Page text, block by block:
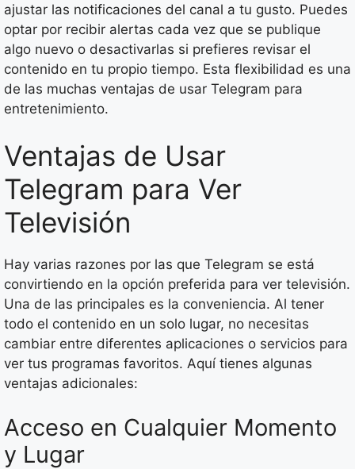
ajustar las notificaciones del canal a tu gusto. Puedes
optar por recibir alertas cada vez que se publique
algo nuevo o desactivarlas si prefieres revisar el
contenido en tu propio tiempo. Esta flexibilidad es una
de las muchas ventajas de usar Telegram para
entretenimiento.
Ventajas de Usar
Telegram para Ver
Televisión
Hay varias razones por las que Telegram se está
convirtiendo en la opción preferida para ver televisión.
Una de las principales es la conveniencia. Al tener
todo el contenido en un solo lugar, no necesitas
cambiar entre diferentes aplicaciones o servicios para
ver tus programas favoritos. Aquí tienes algunas
ventajas adicionales:
Acceso en Cualquier Momento
y Lugar